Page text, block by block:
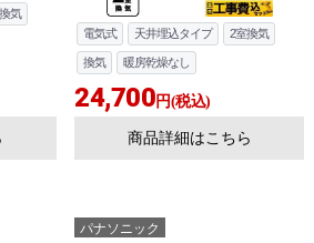
気
電気式 天井埋込タイプ 2室換気
換気 暖房乾燥なし
24,700円(税込)
商品詳細はこちら
パナソニック